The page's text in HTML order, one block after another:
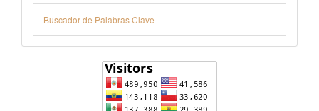
Buscador de Palabras Clave